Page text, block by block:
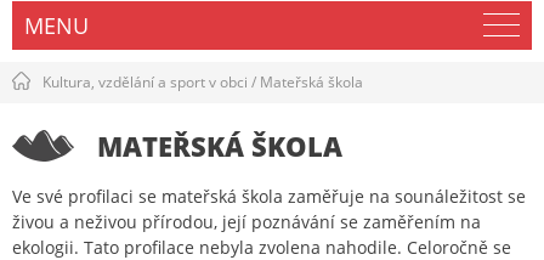
MENU
Kultura, vzdělání a sport v obci / Mateřská škola
MATEŘSKÁ ŠKOLA
Ve své profilaci se mateřská škola zaměřuje na sounáležitost se
živou a neživou přírodou, její poznávání se zaměřením na
ekologii. Tato profilace nebyla zvolena nahodile. Celoročně se